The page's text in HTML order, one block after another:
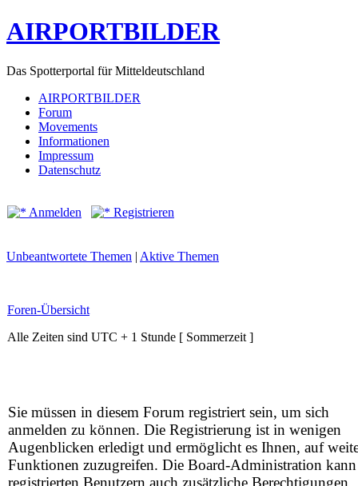
AIRPORTBILDER
Das Spotterportal für Mitteldeutschland
AIRPORTBILDER
Forum
Movements
Informationen
Impressum
Datenschutz
Anmelden Registrieren
Unbeantwortete Themen | Aktive Themen
Foren-Übersicht
Alle Zeiten sind UTC + 1 Stunde [ Sommerzeit ]
Sie müssen in diesem Forum registriert sein, um sich
anmelden zu können. Die Registrierung ist in wenigen
Augenblicken erledigt und ermöglicht es Ihnen, auf
Funktionen zuzugreifen. Die Board-Administration kann
registrierten Benutzern auch zusätzliche Berechtigungen